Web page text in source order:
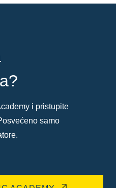
i pristupite
samo